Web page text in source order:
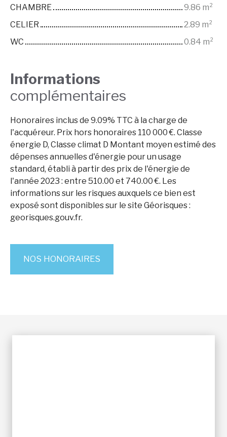
CHAMBRE
9.86 m²
CELIER
2.89 m²
WC
0.84 m²
Informations
complémentaires
Honoraires inclus de 9.09% TTC à la charge de
l'acquéreur. Prix hors honoraires 110 000 €. Classe
énergie D, Classe climat D Montant moyen estimé des
dépenses annuelles d'énergie pour un usage
standard, établi à partir des prix de l'énergie de
l'année 2023 : entre 510.00 et 740.00 €. Les
informations sur les risques auxquels ce bien est
exposé sont disponibles sur le site Géorisques :
georisques.gouv.fr.
NOS HONORAIRES